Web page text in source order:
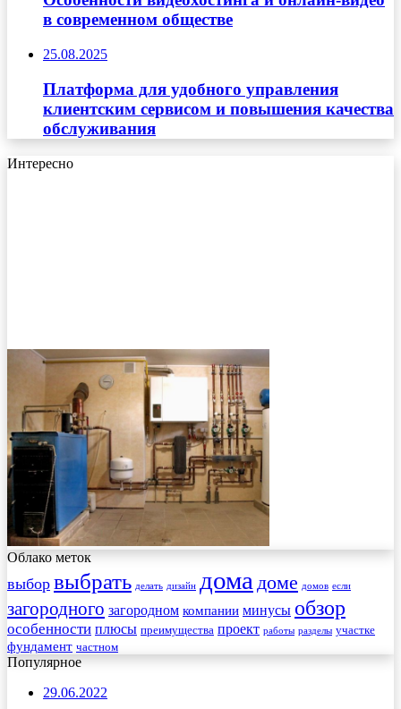
в современном обществе
25.08.2025
Платформа для удобного управления
клиентским сервисом и повышения качества
обслуживания
Интересно
Облако меток
выбор выбрать делать дизайн дома доме домов если
загородного загородном компании минусы обзор
особенности плюсы преимущества проект работы разделы участке
фундамент частном
Популярное
29.06.2022